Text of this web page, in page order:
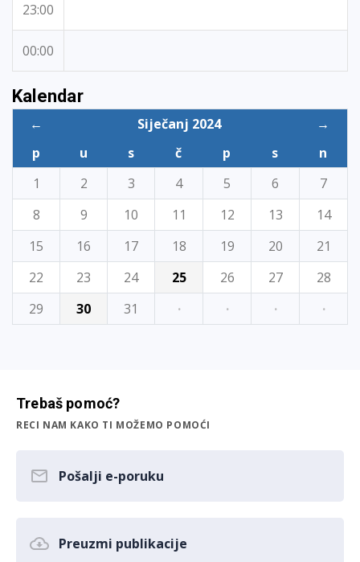
23:00
00:00
Kalendar
← Siječanj 2024
→
p
u s č p s
n
1
2 3 4 5 6
7
8
9 10 11 12 13
14
15
16 17 18 19 20
21
22
23 24 25 26 27
28
29
30 31 · · · ·
Trebaš pomoć?
RECI NAM KAKO TI MOŽEMO POMOĆI
Pošalji e-poruku
Preuzmi publikacije